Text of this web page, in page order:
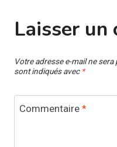
Laisser un
Votre adresse e-mail ne sera
sont indiqués avec *
Commentaire *